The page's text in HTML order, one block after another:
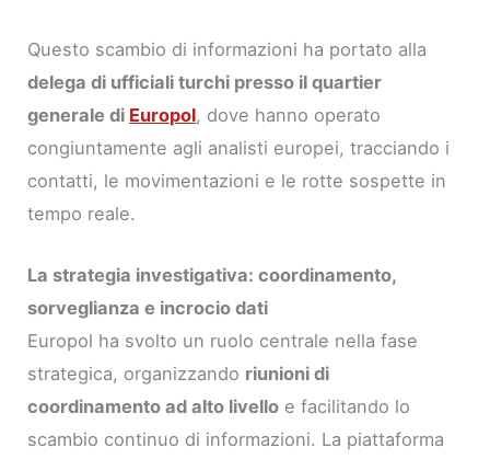
Questo scambio di informazioni ha portato alla
delega di ufficiali turchi presso il quartier
generale di Europol, dove hanno operato
congiuntamente agli analisti europei, tracciando i
contatti, le movimentazioni e le rotte sospette in
tempo reale.
La strategia investigativa: coordinamento,
sorveglianza e incrocio dati
Europol ha svolto un ruolo centrale nella fase
strategica, organizzando riunioni di
coordinamento ad alto livello e facilitando lo
scambio continuo di informazioni. La piattaforma